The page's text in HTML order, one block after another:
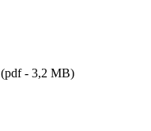
(pdf - 3,2 MB)